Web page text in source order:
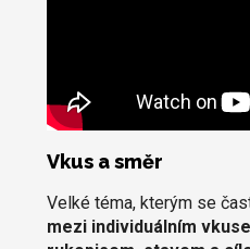
Vkus a směr
Velké téma, kterým se
mezi individuálním